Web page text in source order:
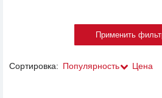
Сортировка: Популярность Цена